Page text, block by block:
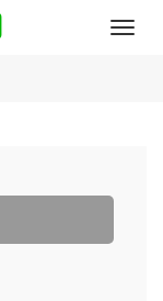
Menu